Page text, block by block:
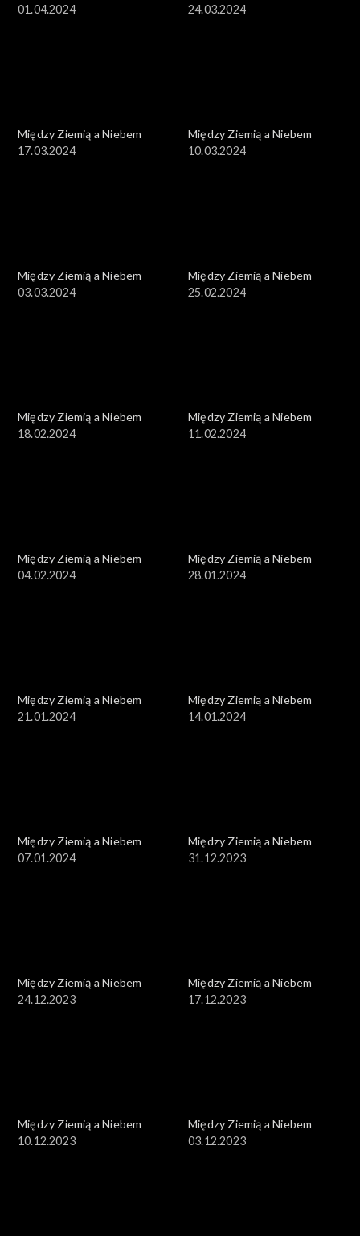
01.04.2024
24.03.2024
Między Ziemią a Niebem
17.03.2024
Między Ziemią a Niebem
10.03.2024
Między Ziemią a Niebem
03.03.2024
Między Ziemią a Niebem
25.02.2024
Między Ziemią a Niebem
18.02.2024
Między Ziemią a Niebem
11.02.2024
Między Ziemią a Niebem
04.02.2024
Między Ziemią a Niebem
28.01.2024
Między Ziemią a Niebem
21.01.2024
Między Ziemią a Niebem
14.01.2024
Między Ziemią a Niebem
07.01.2024
Między Ziemią a Niebem
31.12.2023
Między Ziemią a Niebem
24.12.2023
Między Ziemią a Niebem
17.12.2023
Między Ziemią a Niebem
10.12.2023
Między Ziemią a Niebem
03.12.2023